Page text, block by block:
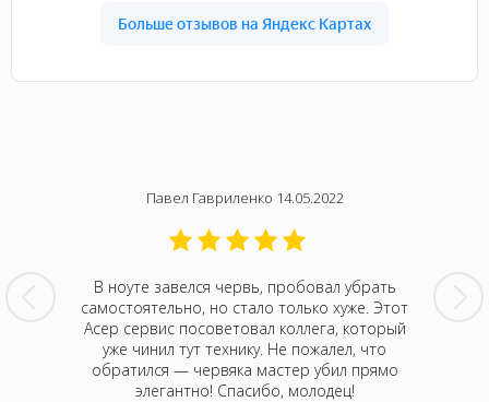
в
Павел Гавриленко 14.05.2022
В ноуте завелся червь, пробовал убрать
самостоятельно, но стало только хуже. Этот
Асер сервис посоветовал коллега, который
уже чинил тут технику. Не пожалел, что
обратился — червяка мастер убил прямо
элегантно! Спасибо, молодец!